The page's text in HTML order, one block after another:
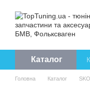
Каталог
Головна Каталог